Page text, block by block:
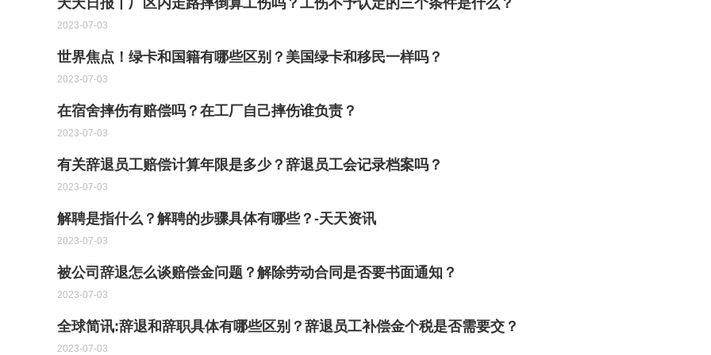
天天日报丨厂区内走路摔倒算工伤吗？工伤不予认定的三个条件是什么？
2023-07-03
世界焦点！绿卡和国籍有哪些区别？美国绿卡和移民一样吗？
2023-07-03
在宿舍摔伤有赔偿吗？在工厂自己摔伤谁负责？
2023-07-03
有关辞退员工赔偿计算年限是多少？辞退员工会记录档案吗？
2023-07-03
解聘是指什么？解聘的步骤具体有哪些？-天天资讯
2023-07-03
被公司辞退怎么谈赔偿金问题？解除劳动合同是否要书面通知？
2023-07-03
全球简讯:辞退和辞职具体有哪些区别？辞退员工补偿金个税是否需要交？
2023-07-03